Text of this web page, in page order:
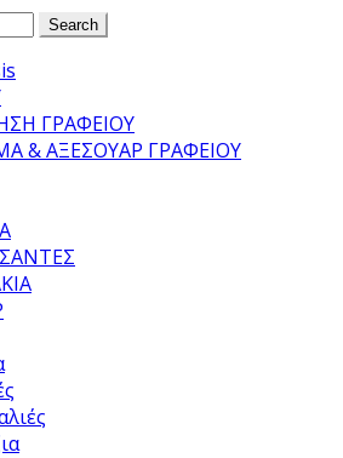
Search
ΓΡΑΦΕΙΟΥ
& ΑΞΕΣΟΥΑΡ ΓΡΑΦΕΙΟΥ